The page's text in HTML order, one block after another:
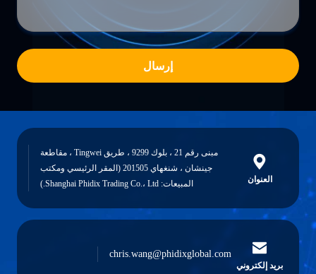
إرسال
العنوان
مبنى رقم 21 ، بلوك 9299 ، طريق Tingwei ، مقاطعة
جينشان ، شنغهاي 201505 (المقر الرئيسي ومكتب
المبيعات: Shanghai Phidix Trading Co.، Ltd.)
بريد إلكتروني
chris.wang@phidixglobal.com